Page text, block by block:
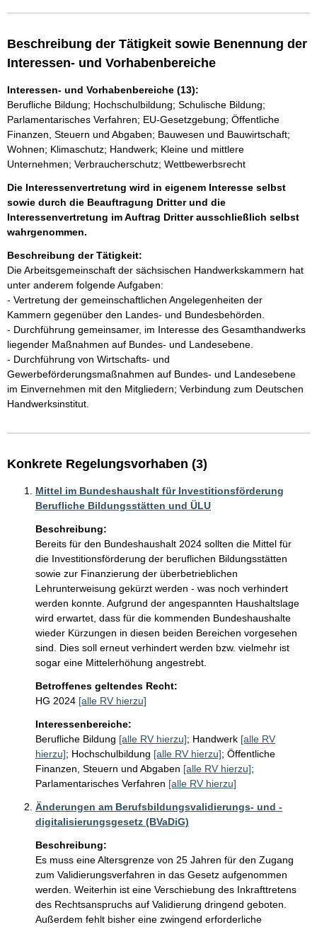
Beschreibung der Tätigkeit sowie Benennung der
Interessen- und Vorhabenbereiche
Interessen- und Vorhabenbereiche (13):
Berufliche Bildung; Hochschulbildung; Schulische Bildung;
Parlamentarisches Verfahren; EU-Gesetzgebung; Öffentliche
Finanzen, Steuern und Abgaben; Bauwesen und Bauwirtschaft;
Wohnen; Klimaschutz; Handwerk; Kleine und mittlere
Unternehmen; Verbraucherschutz; Wettbewerbsrecht
Die Interessenvertretung wird in eigenem Interesse selbst
sowie durch die Beauftragung Dritter und die
Interessenvertretung im Auftrag Dritter ausschließlich selbst
wahrgenommen.
Beschreibung der Tätigkeit:
Die Arbeitsgemeinschaft der sächsischen Handwerkskammern hat
unter anderem folgende Aufgaben:
- Vertretung der gemeinschaftlichen Angelegenheiten der
Kammern gegenüber den Landes- und Bundesbehörden.
- Durchführung gemeinsamer, im Interesse des Gesamthandwerks
liegender Maßnahmen auf Bundes- und Landesebene.
- Durchführung von Wirtschafts- und
Gewerbeförderungsmaßnahmen auf Bundes- und Landesebene
im Einvernehmen mit den Mitgliedern; Verbindung zum Deutschen
Handwerksinstitut.
Konkrete Regelungsvorhaben (3)
Mittel im Bundeshaushalt für Investitionsförderung
Berufliche Bildungsstätten und ÜLU
Beschreibung:
Bereits für den Bundeshaushalt 2024 sollten die Mittel für
die Investitionsförderung der beruflichen Bildungsstätten
sowie zur Finanzierung der überbetrieblichen
Lehrunterweisung gekürzt werden - was noch verhindert
werden konnte. Aufgrund der angespannten Haushaltslage
wird erwartet, dass für die kommenden Bundeshaushalte
wieder Kürzungen in diesen beiden Bereichen vorgesehen
sind. Dies soll erneut verhindert werden bzw. vielmehr ist
sogar eine Mittelerhöhung angestrebt.
Betroffenes geltendes Recht:
HG 2024 [alle RV hierzu]
Interessenbereiche:
Berufliche Bildung [alle RV hierzu]; Handwerk [alle RV
hierzu]; Hochschulbildung [alle RV hierzu]; Öffentliche
Finanzen, Steuern und Abgaben [alle RV hierzu];
Parlamentarisches Verfahren [alle RV hierzu]
Änderungen am Berufsbildungsvalidierungs- und -
digitalisierungsgesetz (BVaDiG)
Beschreibung:
Es muss eine Altersgrenze von 25 Jahren für den Zugang
zum Validierungsverfahren in das Gesetz aufgenommen
werden. Weiterhin ist eine Verschiebung des Inkrafttretens
des Rechtsanspruchs auf Validierung dringend geboten.
Außerdem fehlt bisher eine zwingend erforderliche